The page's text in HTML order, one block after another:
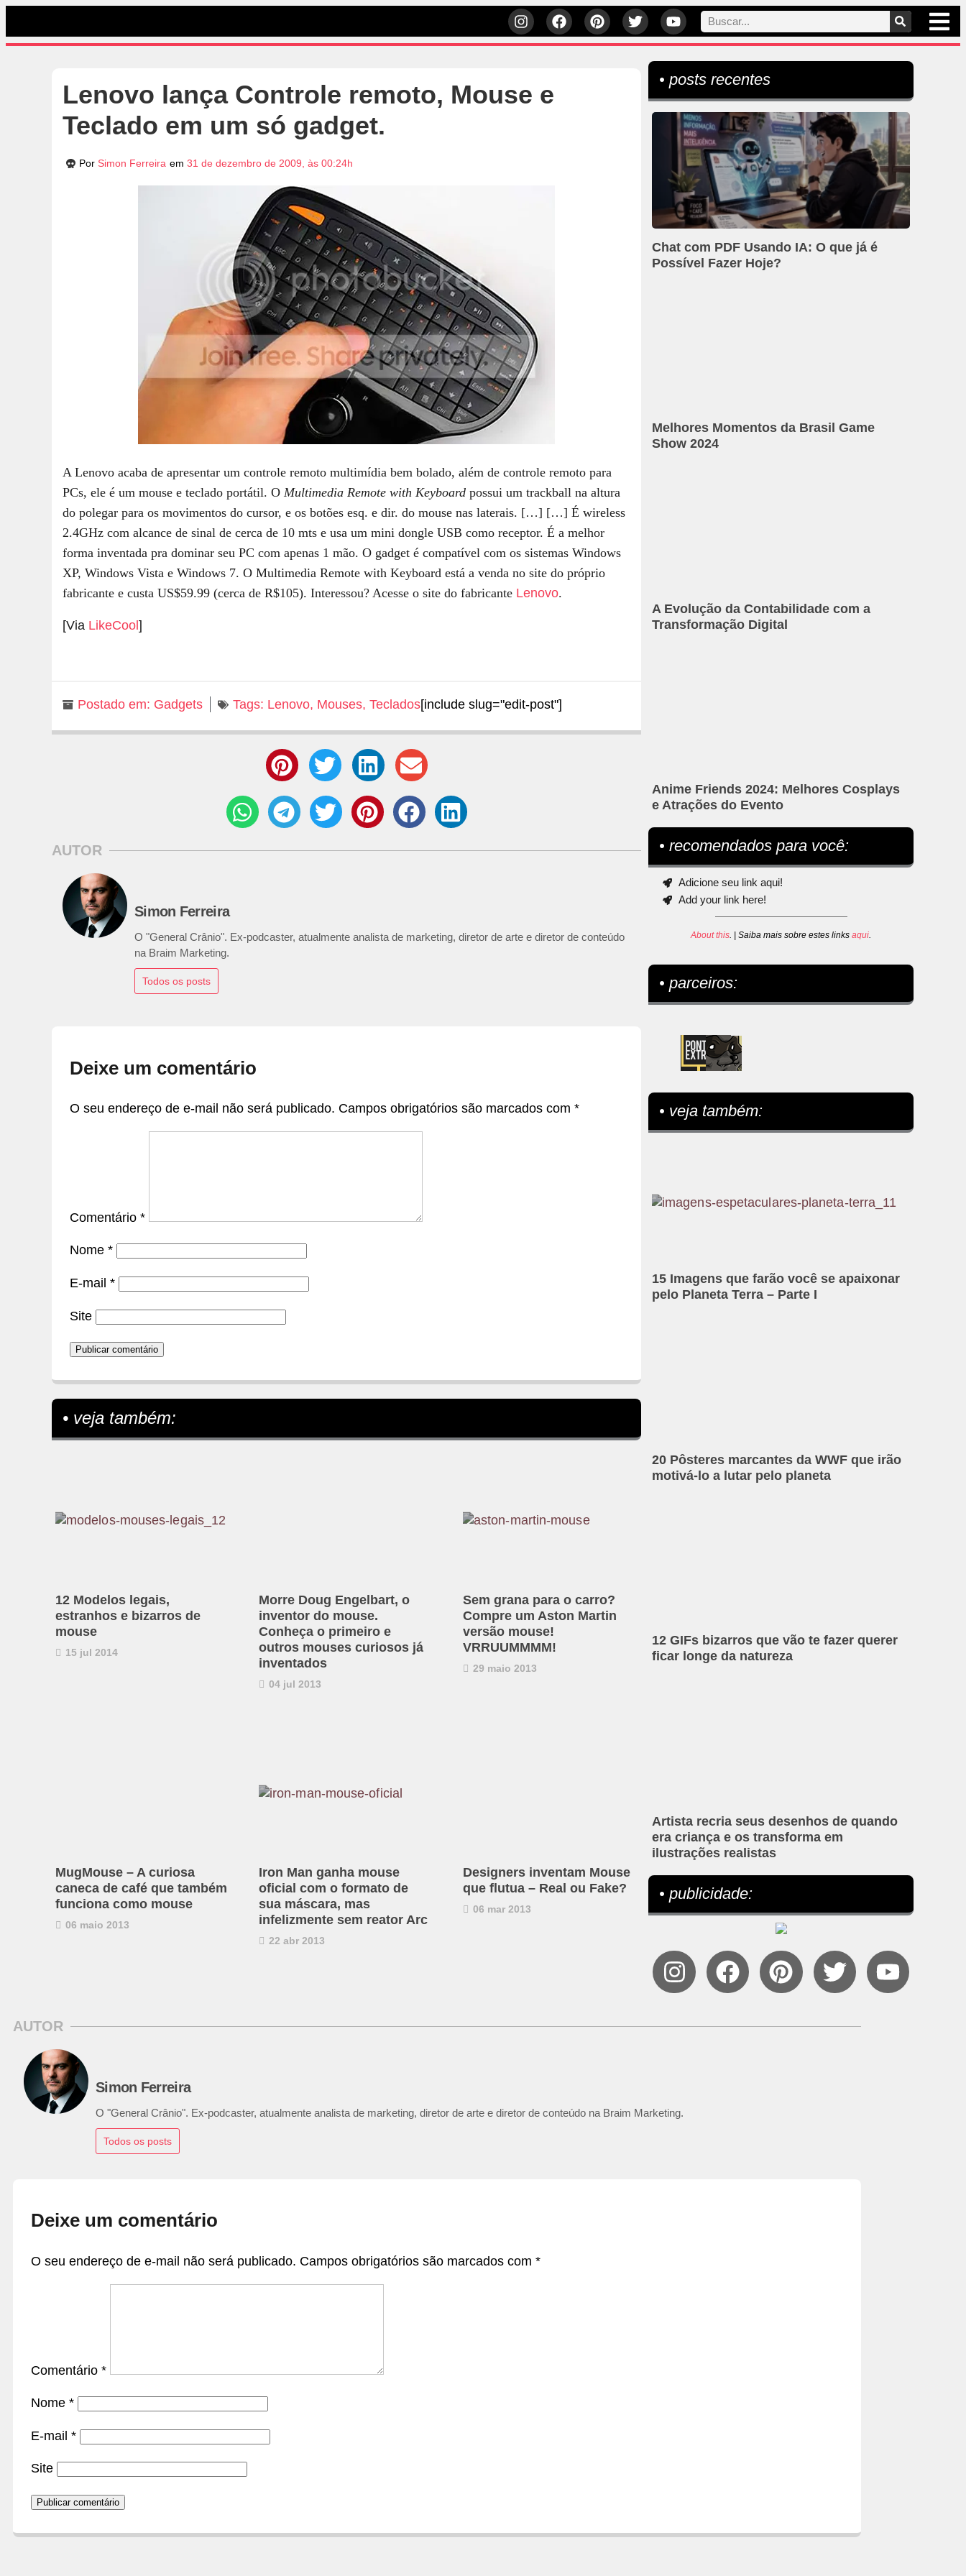
Lenovo lança Controle remoto, Mouse e
Teclado em um só gadget.
Por Simon Ferreira em 31 de dezembro de 2009, às 00:24h
A Lenovo acaba de apresentar um controle remoto multimídia bem bolado, além de controle remoto para
PCs, ele é um mouse e teclado portátil. O Multimedia Remote with Keyboard possui um trackball na altura
do polegar para os movimentos do cursor, e os botões esq. e dir. do mouse nas laterais. […] […] É wireless
2.4GHz com alcance de sinal de cerca de 10 mts e usa um mini dongle USB como receptor. É a melhor
forma inventada pra dominar seu PC com apenas 1 mão. O gadget é compatível com os sistemas Windows
XP, Windows Vista e Windows 7. O Multimedia Remote with Keyboard está a venda no site do próprio
fabricante e custa US$59.99 (cerca de R$105). Interessou? Acesse o site do fabricante Lenovo.
[Via LikeCool ]
Postado em: Gadgets Tags: Lenovo, Mouses, Teclados[include slug="edit-post"]
AUTOR
Simon Ferreira
O "General Crânio". Ex-podcaster, atualmente analista de marketing, diretor de arte e diretor de conteúdo
na Braim Marketing.
Todos os posts
Deixe um comentário
O seu endereço de e-mail não será publicado. Campos obrigatórios são marcados com *
Comentário *
Nome *
E-mail *
Site
• veja também:
12 Modelos legais,
estranhos e bizarros de
mouse
15 jul 2014
Morre Doug Engelbart, o
inventor do mouse.
Conheça o primeiro e
outros mouses curiosos já
inventados
04 jul 2013
Sem grana para o carro?
Compre um Aston Martin
versão mouse!
VRRUUMMMM!
29 maio 2013
MugMouse – A curiosa
caneca de café que também
funciona como mouse
06 maio 2013
Iron Man ganha mouse
oficial com o formato de
sua máscara, mas
infelizmente sem reator Arc
22 abr 2013
Designers inventam Mouse
que flutua – Real ou Fake?
06 mar 2013
• posts recentes
Chat com PDF Usando IA: O que já é
Possível Fazer Hoje?
Melhores Momentos da Brasil Game
Show 2024
A Evolução da Contabilidade com a
Transformação Digital
Anime Friends 2024: Melhores Cosplays
e Atrações do Evento
• recomendados para você:
Adicione seu link aqui!
Add your link here!
About this. | Saiba mais sobre estes linksaqui.
• parceiros:
• veja também:
15 Imagens que farão você se apaixonar
pelo Planeta Terra – Parte I
20 Pôsteres marcantes da WWF que irão
motivá-lo a lutar pelo planeta
12 GIFs bizarros que vão te fazer querer
ficar longe da natureza
Artista recria seus desenhos de quando
era criança e os transforma em
ilustrações realistas
• publicidade:
AUTOR
Simon Ferreira
O "General Crânio". Ex-podcaster, atualmente analista de marketing, diretor de arte e diretor de conteúdo na Braim Marketing.
Todos os posts
Deixe um comentário
O seu endereço de e-mail não será publicado. Campos obrigatórios são marcados com *
Comentário *
Nome *
E-mail *
Site